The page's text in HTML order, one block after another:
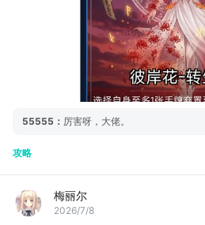
55555 ： 厉害呀，大佬。
攻略
梅丽尔
2026/7/8